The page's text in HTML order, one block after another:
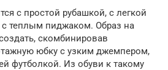
с простой рубашкой, с легкой
с теплым пиджаком. Образ на
скомбинировав
юбку с узким джемпером,
футболкой. Из обуви к такому